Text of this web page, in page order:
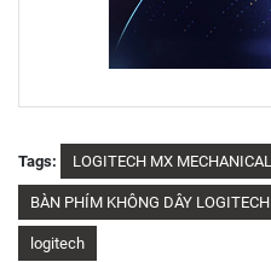
Tags: LOGITECH MX
BÀN PHÍM KHÔNG DÂY LOGITECH
logitech